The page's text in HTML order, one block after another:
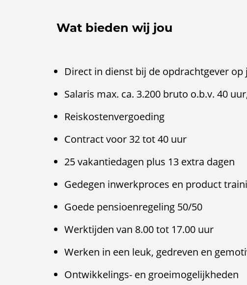
Wat bieden wij jou
Direct in dienst bij de opdrachtgever
Salaris max. ca. 3.200 bruto o.b.v. 40
Reiskostenvergoeding
Contract voor 32 tot 40 uur
25 vakantiedagen plus 13 extra dagen
Gedegen inwerkproces en product
Goede pensioenregeling 50/50
Werktijden van 8.00 tot 17.00 uur
Werken in een leuk, gedreven en
Ontwikkelings- en groeimogelijkheden